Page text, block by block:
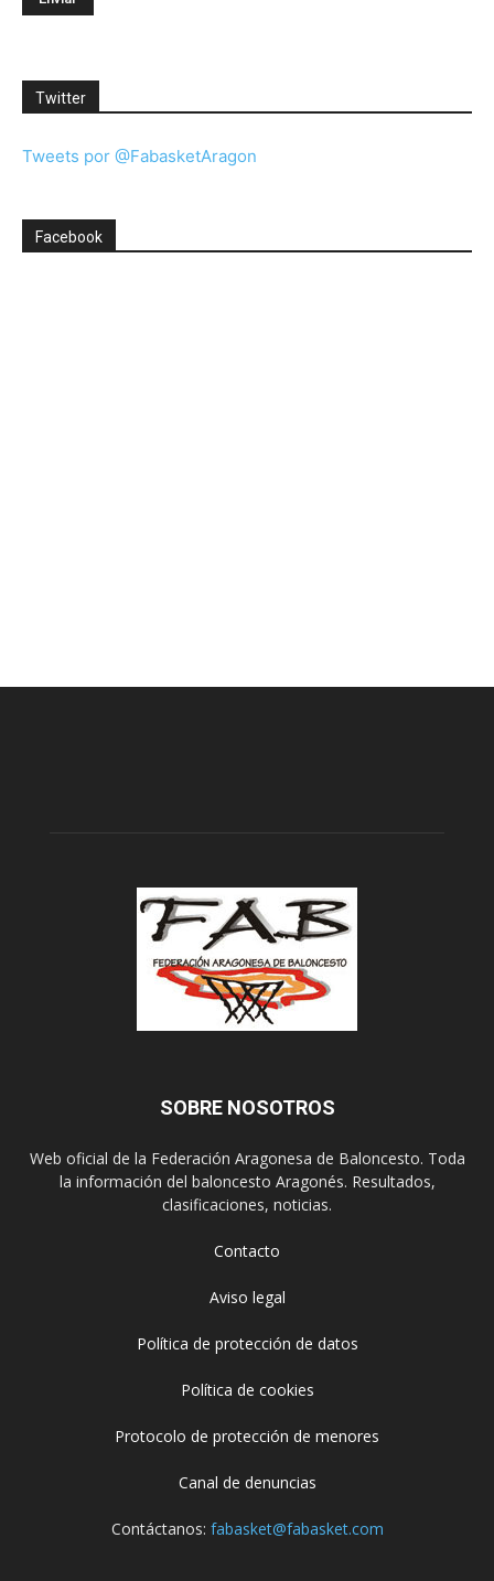
Twitter
Tweets por @FabasketAragon
Facebook
SOBRE NOSOTROS
Web oficial de la Federación Aragonesa de Baloncesto. Toda
la información del baloncesto Aragonés. Resultados,
clasificaciones, noticias.
Contacto
Aviso legal
Política de protección de datos
Política de cookies
Protocolo de protección de menores
Canal de denuncias
Contáctanos: fabasket@fabasket.com